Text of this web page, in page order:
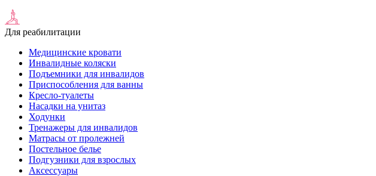
Для реабилитации
Медицинские кровати
Инвалидные коляски
Подъемники для инвалидов
Приспособления для ванны
Кресло-туалеты
Насадки на унитаз
Ходунки
Тренажеры для инвалидов
Матрасы от пролежней
Постельное белье
Подгузники для взрослых
Аксессуары